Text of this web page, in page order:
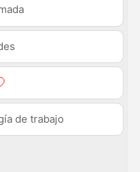
de trabajo